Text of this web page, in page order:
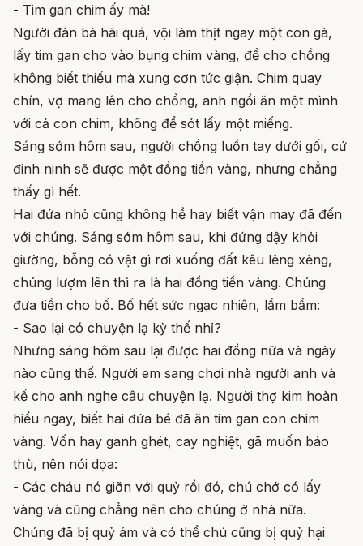
- Tim gan chim ấy mà!
Người đàn bà hãi quá, vội làm thịt ngay một con gà,
lấy tim gan cho vào bụng chim vàng, để cho chồng
không biết thiếu mà xung cơn tức giận. Chim quay
chín, vợ mang lên cho chồng, anh ngồi ăn một mình
với cả con chim, không để sót lấy một miếng.
Sáng sớm hôm sau, người chồng luồn tay dưới gối, cứ
đinh ninh sẽ được một đồng tiền vàng, nhưng chẳng
thấy gì hết.
Hai đứa nhỏ cũng không hề hay biết vận may đã đến
với chúng. Sáng sớm hôm sau, khi đứng dậy khỏi
giường, bỗng có vật gì rơi xuống đất kêu lẻng xẻng,
chúng lượm lên thì ra là hai đồng tiền vàng. Chúng
đưa tiền cho bố. Bố hết sức ngạc nhiên, lẩm bẩm:
- Sao lại có chuyện lạ kỳ thế nhỉ?
Nhưng sáng hôm sau lại được hai đồng nữa và ngày
nào cũng thế. Người em sang chơi nhà người anh và
kể cho anh nghe câu chuyện lạ. Người thợ kim hoàn
hiểu ngay, biết hai đứa bé đã ăn tim gan con chim
vàng. Vốn hay ganh ghét, cay nghiệt, gã muốn báo
thù, nên nói dọa:
- Các cháu nó giỡn với quỷ rồi đó, chú chớ có lấy
vàng và cũng chẳng nên cho chúng ở nhà nữa.
Chúng đã bị quỷ ám và có thể chú cũng bị quỷ hại